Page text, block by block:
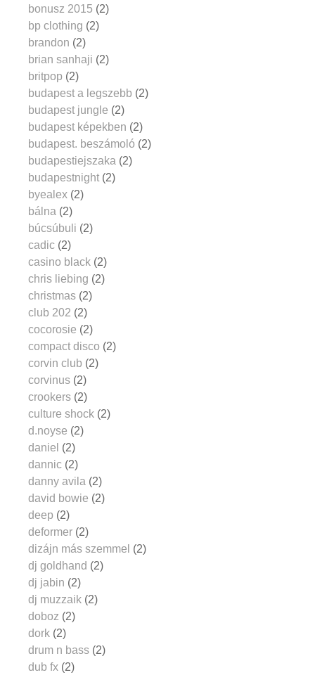
bonusz 2015 (2)
bp clothing (2)
brandon (2)
brian sanhaji (2)
britpop (2)
budapest a legszebb (2)
budapest jungle (2)
budapest képekben (2)
budapest. beszámoló (2)
budapestiejszaka (2)
budapestnight (2)
byealex (2)
bálna (2)
búcsúbuli (2)
cadic (2)
casino black (2)
chris liebing (2)
christmas (2)
club 202 (2)
cocorosie (2)
compact disco (2)
corvin club (2)
corvinus (2)
crookers (2)
culture shock (2)
d.noyse (2)
daniel (2)
dannic (2)
danny avila (2)
david bowie (2)
deep (2)
deformer (2)
dizájn más szemmel (2)
dj goldhand (2)
dj jabin (2)
dj muzzaik (2)
doboz (2)
dork (2)
drum n bass (2)
dub fx (2)